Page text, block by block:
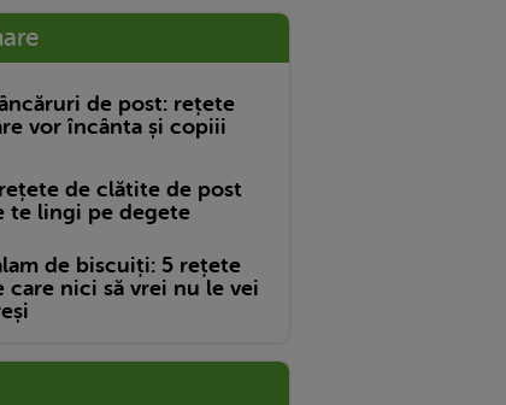
de post: rețete
vor încânta și copiii
de clătite de post
te lingi pe degete
de biscuiți: 5 rețete
care nici să vrei nu le vei